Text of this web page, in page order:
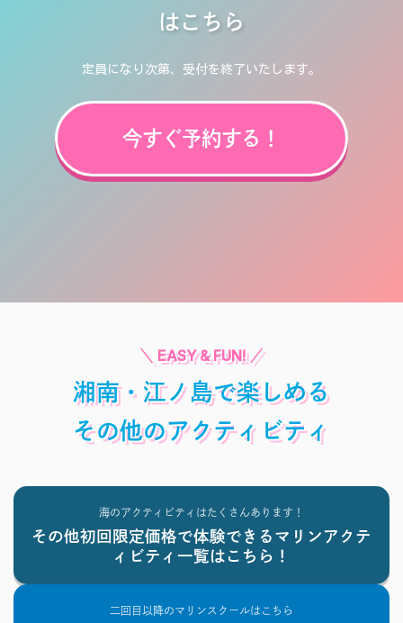
はこちら
定員になり次第、受付を終了いたします。
今すぐ予約する！
湘南・江ノ島で楽しめる
その他のアクティビティ
海のアクティビティはたくさんあります！
その他初回限定価格で体験できるマリンアクテ
ィビティ一覧はこちら！
二回目以降のマリンスクールはこちら